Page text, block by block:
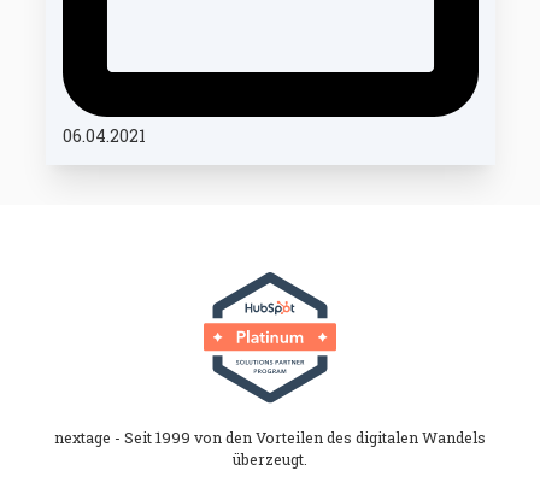
06.04.2021
nextage - Seit 1999 von den Vorteilen des digitalen Wandels
überzeugt.